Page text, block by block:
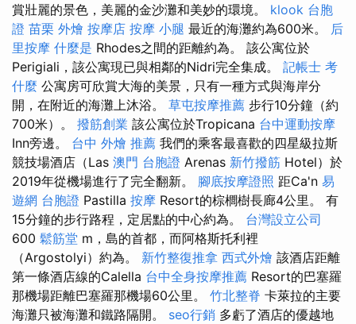
賞壯麗的景色，美麗的金沙灘和美妙的環境。 klook 台胞
證 苗栗 外燴 按摩店 按摩 小腿 最近的海灘約為600米。 后
里按摩 什麼是 Rhodes之間的距離約為。 該公寓位於
Perigiali，該公寓現已與相鄰的Nidri完全集成。 記帳士 考
什麼 公寓房可欣賞大海的美景，只​​有一種方式與海岸分
開，在附近的海灘上沐浴。 草屯按摩推薦 步行10分鐘（約
700米）。 撥筋創業 該公寓位於Tropicana 台中運動按摩
Inn旁邊。 台中 外燴 推薦 我們的乘客最喜歡的四星級拉斯
競技場酒店（Las 澳門 台胞證 Arenas 新竹撥筋 Hotel）於
2019年從機場進行了完全翻新。 腳底按摩證照 距Ca'n 易
遊網 台胞證 Pastilla 按摩 Resort的棕櫚樹長廊4公里。 有
15分鐘的步行路程，定居點的中心約為。 台灣設立公司
600 鬆筋堂 m，島的首都，而阿格斯托利裡
（Argostolyi）約為。 新竹整復推拿 西式外燴 該酒店距離
第一條酒店線的Calella 台中全身按摩推薦 Resort的巴塞羅
那機場距離巴塞羅那機場60公里。 竹北整脊 卡萊拉的主要
海灘只被海灘和鐵路隔開。 seo行銷 多虧了酒店的優越地